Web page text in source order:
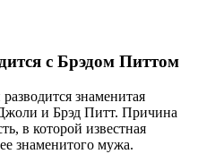
с Брэдом Питтом
знаменитая
и Брэд Питт. Причина
в которой известная
знаменитого мужа.